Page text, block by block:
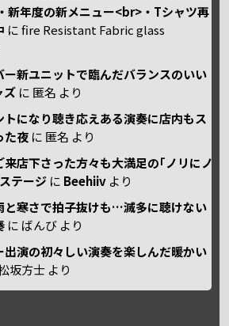
新年度の新メニュー<br>・Tシャツ再
にfire Resistant Fabric glass
ー新ユニットで臨んだバランスのいい
ズ に 匿名 より
トになり聴き応えある演奏に店内もス
た夜 に 匿名 より
来店下さった方々も大満足の｢ノリにノ
テージ に Beehiiv より
と寒さで拍子抜けも…滅多に聴けない
に ばんび より
出演の初々しい演奏を楽しんだ暖かい
坂方士 より